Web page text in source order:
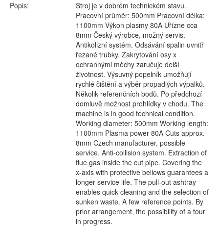
Popis:
Stroj je v dobrém technickém stavu.
Pracovní průměr: 500mm Pracovní délka:
1100mm Výkon plasmy 80A Uřízne cca
8mm Český výrobce, možný servis.
Antikolizní systém. Odsávání spalin uvnitř
řezané trubky. Zakrytování osy x
ochrannými měchy zaručuje delší
životnost. Výsuvný popelník umožňují
rychlé čištění a výběr propadlých výpalků.
Několik referenčních bodů. Po předchozí
domluvě možnost prohlídky v chodu. The
machine is in good technical condition.
Working diameter: 500mm Working length:
1100mm Plasma power 80A Cuts approx.
8mm Czech manufacturer, possible
service. Anti-collision system. Extraction of
flue gas inside the cut pipe. Covering the
x-axis with protective bellows guarantees a
longer service life. The pull-out ashtray
enables quick cleaning and the selection of
sunken waste. A few reference points. By
prior arrangement, the possibility of a tour
in progress.